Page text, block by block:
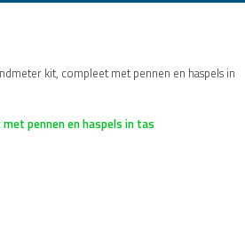
kit, compleet met pennen en haspels in
pennen en haspels in tas